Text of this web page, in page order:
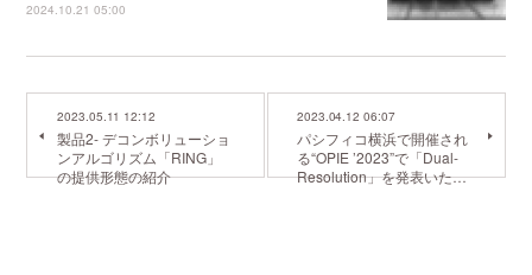
2024.10.21 05:00
2023.05.11 12:12
製品2- デコンボリューショ
ンアルゴリズム「RING」
の提供形態の紹介
2023.04.12 06:07
パシフィコ横浜で開催され
る“OPIE ’2023”で「Dual-
Resolution」を発表いた…